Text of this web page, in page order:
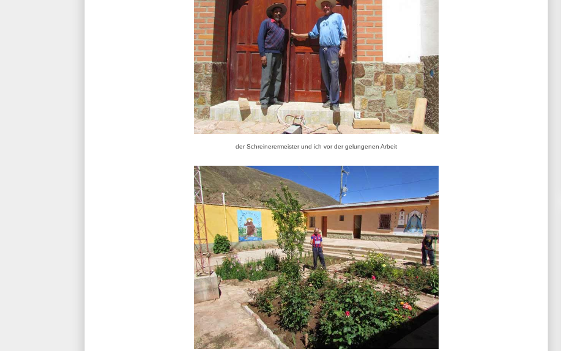
der Schreinerermeister und ich vor der gelungenen Arbeit